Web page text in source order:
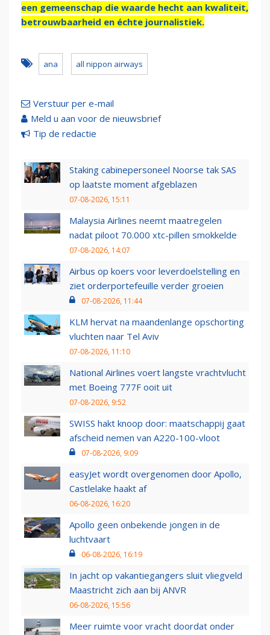
een gemeenschap die waarde hecht aan kwaliteit,
betrouwbaarheid en échte journalistiek.
ana all nippon airways
Verstuur per e-mail
Meld u aan voor de nieuwsbrief
Tip de redactie
Staking cabinepersoneel Noorse tak SAS
op laatste moment afgeblazen
07-08-2026, 15:11
Malaysia Airlines neemt maatregelen
nadat piloot 70.000 xtc-pillen smokkelde
07-08-2026, 14:07
Airbus op koers voor leverdoelstelling en
ziet orderportefeuille verder groeien
07-08-2026, 11:44
KLM hervat na maandenlange opschorting
vluchten naar Tel Aviv
07-08-2026, 11:10
National Airlines voert langste vrachtvlucht
met Boeing 777F ooit uit
07-08-2026, 9:52
SWISS hakt knoop door: maatschappij gaat
afscheid nemen van A220-100-vloot
07-08-2026, 9:09
easyJet wordt overgenomen door Apollo,
Castlelake haakt af
06-08-2026, 16:20
Apollo geen onbekende jongen in de
luchtvaart
06-08-2026, 16:19
In jacht op vakantiegangers sluit vliegveld
Maastricht zich aan bij ANVR
06-08-2026, 15:56
Meer ruimte voor vracht doordat onder